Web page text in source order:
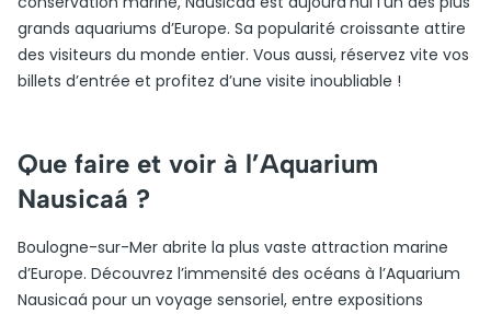
grands aquariums d’Europe. Sa popularité croissante attire
des visiteurs du monde entier. Vous aussi, réservez vite vos
billets d’entrée et profitez d’une visite inoubliable !
Que faire et voir à l’Aquarium
Nausicaá ?
Boulogne-sur-Mer abrite la plus vaste attraction marine
d’Europe. Découvrez l’immensité des océans à l’Aquarium
Nausicaá pour un voyage sensoriel, entre expositions